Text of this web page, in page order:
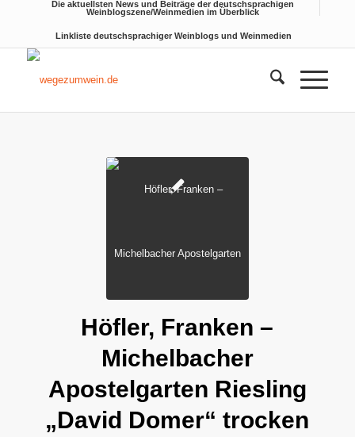
Die aktuellsten News und Beiträge der deutschsprachigen
Weinblogszene/Weinmedien im Überblick
Linkliste deutschsprachiger Weinblogs und Weinmedien
Höfler, Franken –
Michelbacher
Apostelgarten Riesling
„David Domer“ trocken